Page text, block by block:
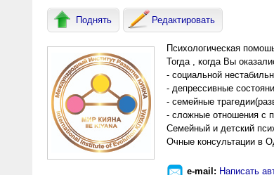
Поднять Редактировать
Психологическая
Тогда , когда Вы
- социальной
- депрессивные
- семейные
- сложные отношения с
Семейный и детский
Очные консультации в
e-mail: Написать